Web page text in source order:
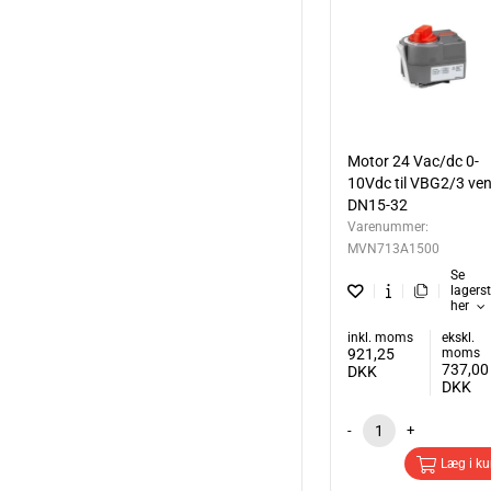
Motor 24 Vac/dc 0-
10Vdc til VBG2/3
DN15-32
Varenummer:
MVN713A1500
Se
her
inkl. moms
921,25
DKK
ekskl.
moms
737,00
DKK
- +
Læg i